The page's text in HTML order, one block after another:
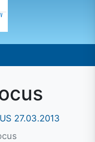
27.03.2013